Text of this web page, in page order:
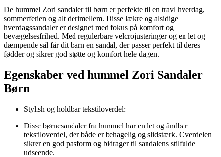
De hummel Zori sandaler til børn er perfekte til en travl hverdag,
sommerferien og alt derimellem. Disse lækre og alsidige
hverdagssandaler er designet med fokus på komfort og
bevægelsesfrihed. Med regulerbare velcrojusteringer og en let og
dæmpende sål får dit barn en sandal, der passer perfekt til deres
fødder og sikrer god støtte og komfort hele dagen.
Egenskaber ved hummel Zori Sandaler
Børn
Stylish og holdbar tekstiloverdel:
Disse børnesandaler fra hummel har en let og åndbar
tekstiloverdel, der både er behagelig og slidstærk. Overdelen
sikrer en god pasform og bidrager til sandalens stilfulde
udseende.